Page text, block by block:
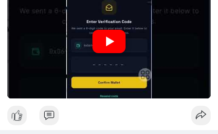
#3dot9076btc #vilanh #taiphanbovi #dongtienlon #btcusd
dẫn chi tiết giúp người mới tránh sai lầm và tối ưu chi phí.
🎥 Xem video trực tiếp tại: